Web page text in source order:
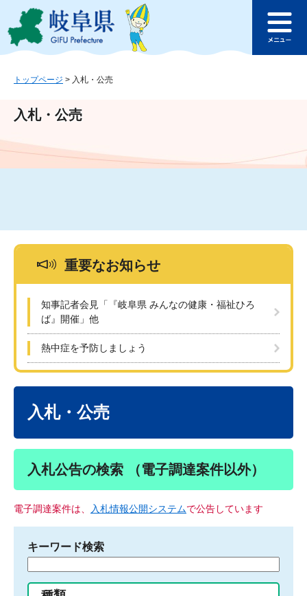
ジ
ュ
文
このページの本文へ
ュ
トップページ > 入札・公売
入札・公売
重要なお知らせ
知事記者会見「『岐阜県 みんなの健康・福祉ひろ
ば』開催」他
熱中症を予防しましょう
入札・公売
入札公告の検索 （電子調達案件以外）
電子調達案件は、 入札情報公開システムで公告しています
キーワード検索